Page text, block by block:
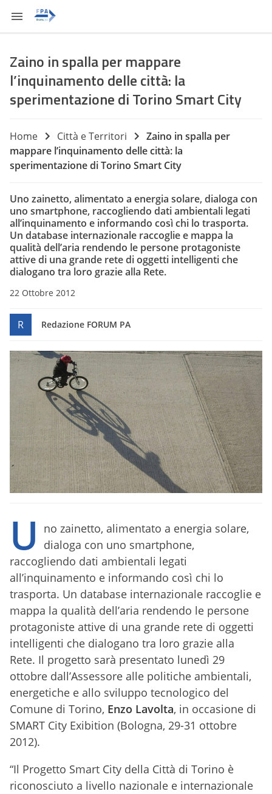
Zaino in spalla per mappare
l’inquinamento delle città: la
sperimentazione di Torino Smart City
Home Città e Territori
Zaino in spalla per
mappare l’inquinamento delle città: la
sperimentazione di Torino Smart City
Uno zainetto, alimentato a energia solare, dialoga con
uno smartphone, raccogliendo dati ambientali legati
all’inquinamento e informando così chi lo trasporta.
Un database internazionale raccoglie e mappa la
qualità dell’aria rendendo le persone protagoniste
attive di una grande rete di oggetti intelligenti che
dialogano tra loro grazie alla Rete.
22 Ottobre 2012
R Redazione FORUM PA
U
no zainetto, alimentato a energia solare,
dialoga con uno smartphone,
raccogliendo dati ambientali legati
all’inquinamento e informando così chi lo
trasporta. Un database internazionale raccoglie e
mappa la qualità dell’aria rendendo le persone
protagoniste attive di una grande rete di oggetti
intelligenti che dialogano tra loro grazie alla
Rete. Il progetto sarà presentato lunedì 29
ottobre dall’Assessore alle politiche ambientali,
energetiche e allo sviluppo tecnologico del
Comune di Torino, Enzo Lavolta, in occasione di
SMART City Exibition (Bologna, 29-31 ottobre
2012).
“Il Progetto Smart City della Città di Torino è
riconosciuto a livello nazionale e internazionale